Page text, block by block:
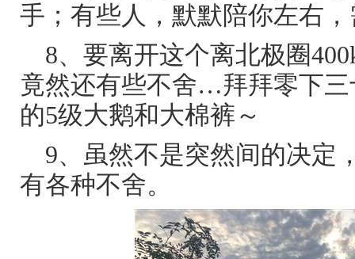
手；有些人，默默陪你左右
8、要离开这个离北极圈
竟然还有些不舍…拜拜零下
的5级大鹅和大棉裤～
9、虽然不是突然间的决定
有各种不舍。